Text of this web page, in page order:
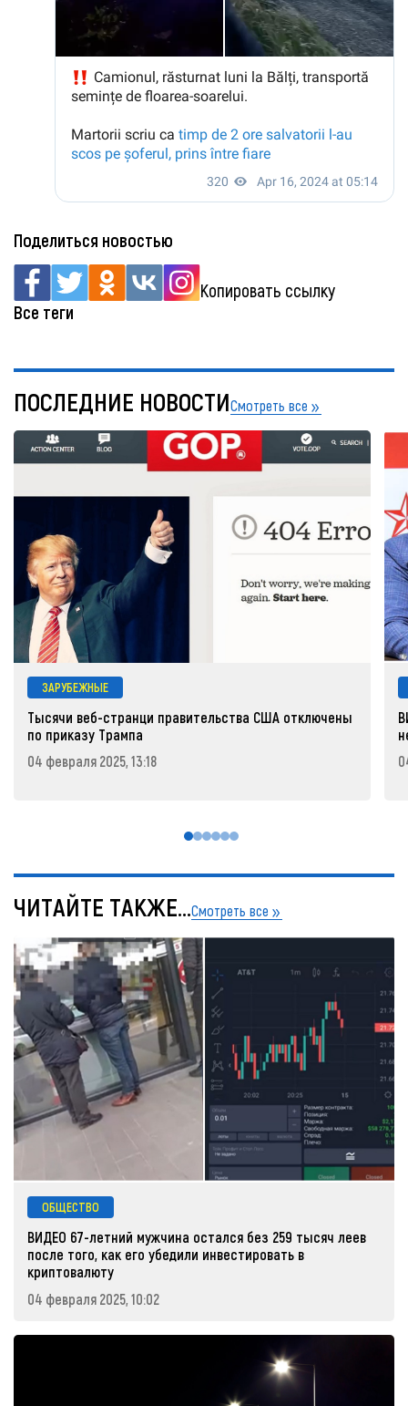
Поделиться новостью
Копировать ссылку
Все теги
ПОСЛЕДНИЕ НОВОСТИСмотреть все
ЗАРУБЕЖНЫЕ
Тысячи веб-странци правительства США отключены
по приказу Трампа
04 февраля 2025, 13:18
ЧИТАЙТЕ ТАКЖЕ...Смотреть все
ОБЩЕСТВО
ВИДЕО 67-летний мужчина остался без 259 тысяч леев
после того, как его убедили инвестировать в
криптовалюту
04 февраля 2025, 10:02